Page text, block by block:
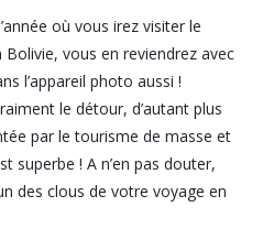
où vous irez visiter le
Bolivie, vous en reviendrez avec
l’appareil photo aussi !
le détour, d’autant plus
par le tourisme de masse et
superbe ! A n’en pas douter,
des clous de votre voyage en